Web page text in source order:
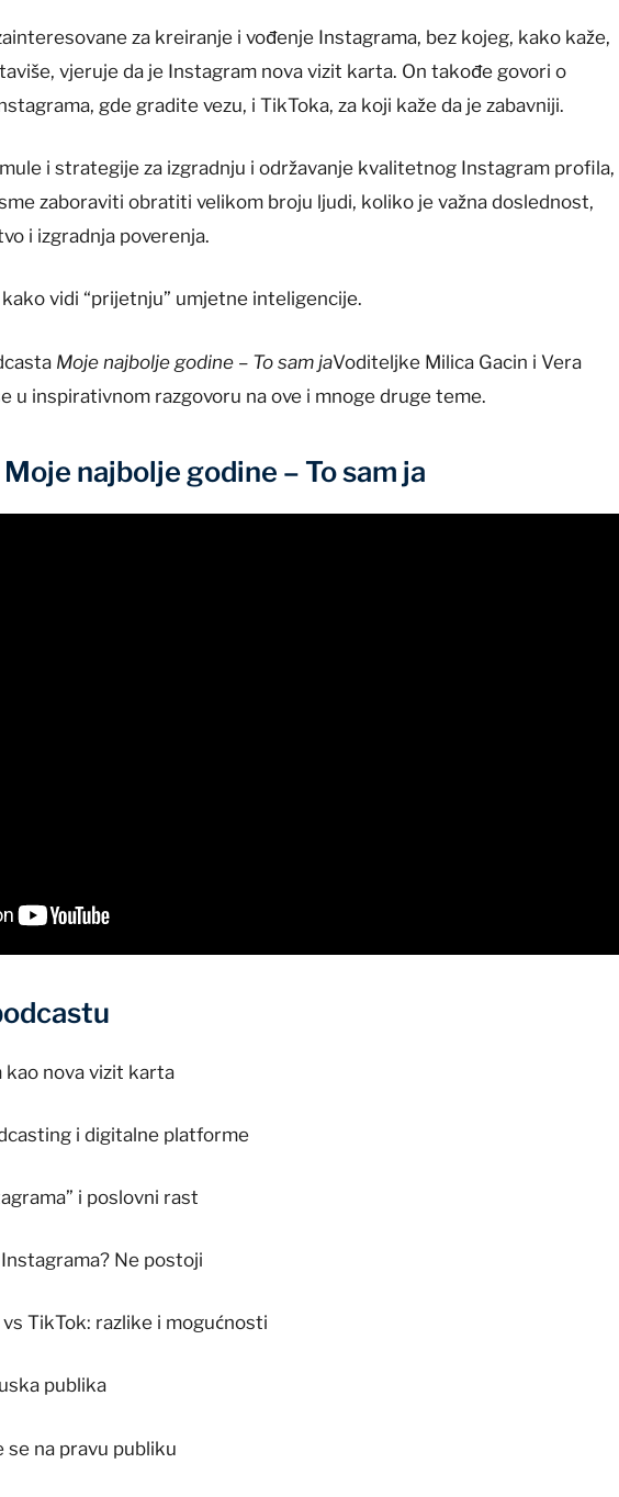
za kreiranje i vođenje Instagrama, bez kojeg, kako kaže,
vjeruje da je Instagram nova vizit karta. On takođe govori o
gde gradite vezu, i TikToka, za koji kaže da je zabavniji.
i strategije za izgradnju i održavanje kvalitetnog Instagram profila,
zaboraviti obratiti velikom broju ljudi, koliko je važna doslednost,
i izgradnja poverenja.
vidi “prijetnju” umjetne inteligencije.
Moje najbolje godine – To sam jaVoditeljke Milica Gacin i Vera
u inspirativnom razgovoru na ove i mnoge druge teme.
najbolje godine – To sam ja
nova vizit karta
i digitalne platforme
i poslovni rast
Ne postoji
TikTok: razlike i mogućnosti
publika
se na pravu publiku